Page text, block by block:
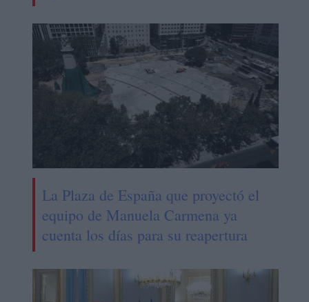
La Plaza de España que proyectó el
equipo de Manuela Carmena ya
cuenta los días para su reapertura